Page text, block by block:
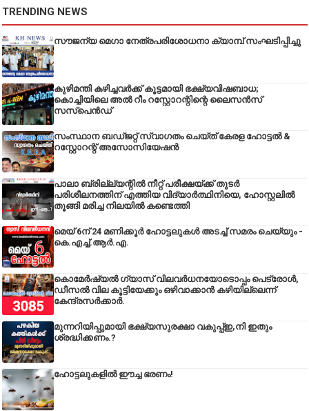
TRENDING NEWS
സൗജന്യ മെഗാ നേത്രപരിശോധനാ ക്യാമ്പ് സംഘടിപ്പിച്ചു
കുഴിമന്തി കഴിച്ചവർക്ക് കൂട്ടമായി ഭക്ഷ്യവിഷബാധ;
കൊച്ചിയിലെ അൽ റീം റസ്റ്റോറന്റിന്റെ ലൈസൻസ്
സസ്പെൻഡ്
സംസ്ഥാന ബഡ്‌ജറ്റ് സ്വാഗതം ചെയ്ത് കേരള ഹോട്ടൽ &
റസ്റ്റോറന്റ് അസോസിയേഷൻ
പാലാ ബ്രില്ല്യന്റിൽ നീറ്റ് പരീക്ഷയ്ക്ക് തുടർ
പരിശീലനത്തിന് എത്തിയ വിദ്യാർത്ഥിനിയെ, ഹോസ്റ്റലിൽ
തൂങ്ങി മരിച്ച നിലയിൽ കണ്ടെത്തി
മെയ് 6ന് 24 മണിക്കൂർ ഹോട്ടലുകൾ അടച്ച് സമരം ചെയ്യും -
കെ.എച്ച്.ആർ.എ.
കൊമേർഷ്യൽ ഗ്യാസ് വിലവർധനയോടൊപ്പം പെട്രോൾ,
ഡീസല്‍ വില കൂട്ടിയേക്കും ഒഴിവാക്കാന്‍ കഴിയില്ലെന്ന്
കേന്ദ്രസര്‍ക്കാര്‍.
മുന്നറിയിപ്പുമായി ഭക്ഷ്യസുരക്ഷാ വകുപ്പ്ഇ,നി ഇതും
ശ്രദ്ധിക്കണം.?
ഹോട്ടലുകളിൽ ഈച്ച ഭരണം!